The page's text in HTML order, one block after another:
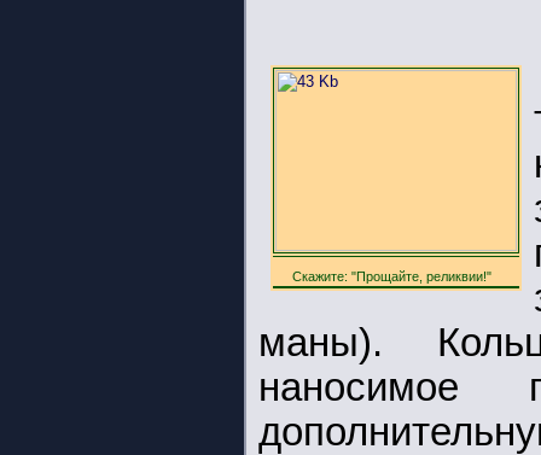
Скажите: "Прощайте, реликвии!"
маны).
наносимое